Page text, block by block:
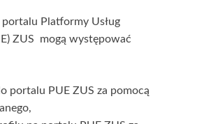
Platformy Usług
ZUS mogą występować
portalu PUE ZUS za pomocą